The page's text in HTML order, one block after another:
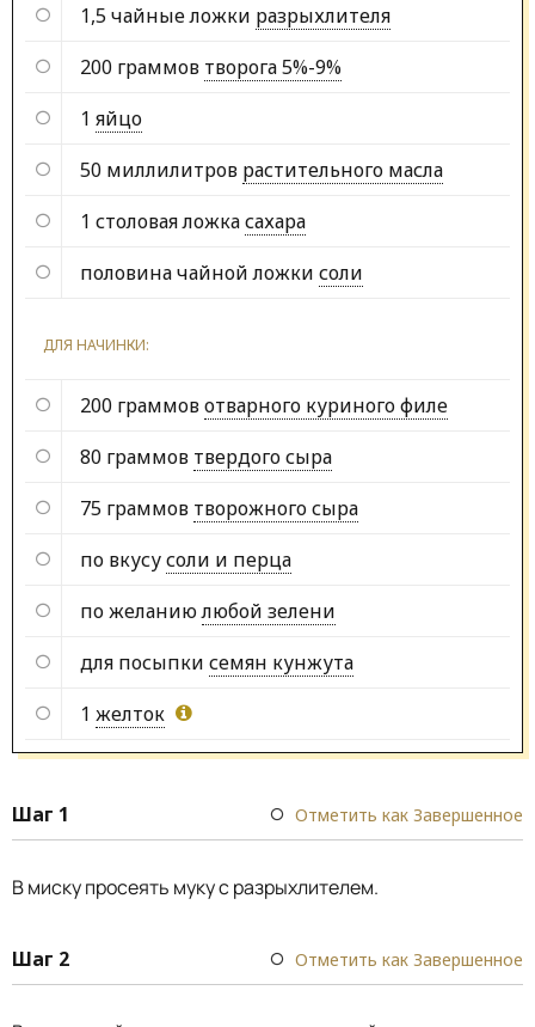
1,5 чайные ложки разрыхлителя
200 граммов творога 5%-9%
1 яйцо
50 миллилитров растительного масла
1 столовая ложкасахара
половина чайной ложки соли
ДЛЯ НАЧИНКИ:
200 граммовотварного куриного филе
80 граммов твердого сыра
75 граммов творожного сыра
по вкусусоли и перца
по желаниюлюбой зелени
для посыпки семян кунжута
1 желток
Шаг 1 Отметить как Завершенное
В миску просеять муку с разрыхлителем.
Шаг 2 Отметить как Завершенное